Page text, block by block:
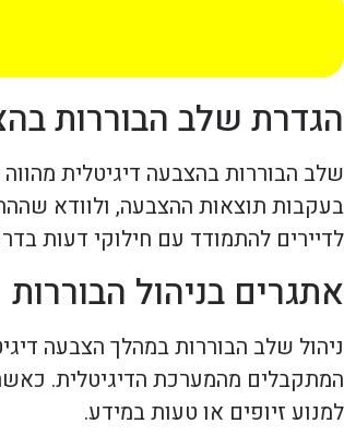
הגדרת שלב הבוררות
שלב הבוררות בהצבעה דיגיטלית
בעקבות תוצאות ההצבעה, ולוודא
לדיירים להתמודד עם חילוקי דעות
אתגרים בניהול הבוררות
ניהול שלב הבוררות במהלך הצבעה
המתקבלים מהמערכת הדיגיטלית.
למנוע זיופים או טעות במידע.